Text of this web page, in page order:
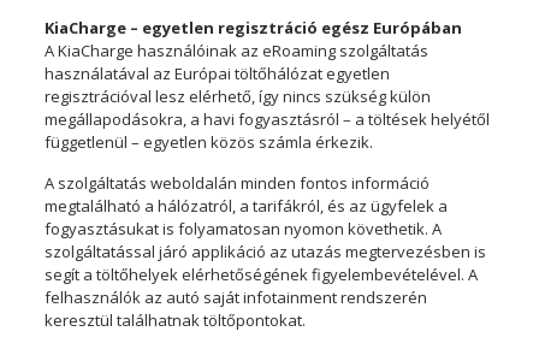
KiaCharge – egyetlen regisztráció egész Európában
A KiaCharge használóinak az eRoaming szolgáltatás
használatával az Európai töltőhálózat egyetlen
regisztrációval lesz elérhető, így nincs szükség külön
megállapodásokra, a havi fogyasztásról – a töltések helyétől
függetlenül – egyetlen közös számla érkezik.
A szolgáltatás weboldalán minden fontos információ
megtalálható a hálózatról, a tarifákról, és az ügyfelek a
fogyasztásukat is folyamatosan nyomon követhetik. A
szolgáltatással járó applikáció az utazás megtervezésben is
segít a töltőhelyek elérhetőségének figyelembevételével. A
felhasználók az autó saját infotainment rendszerén
keresztül találhatnak töltőpontokat.